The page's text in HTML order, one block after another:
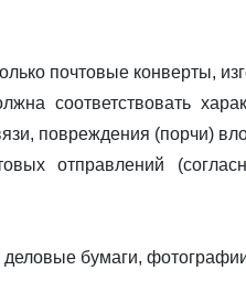
почтовые конверты,
соответствовать
повреждения (порчи)
отправлений
бумаги,